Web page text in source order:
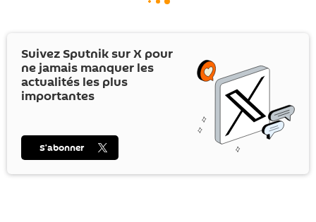
Suivez Sputnik surX pour
ne jamais manquer les
actualités les plus
importantes
S’abonner